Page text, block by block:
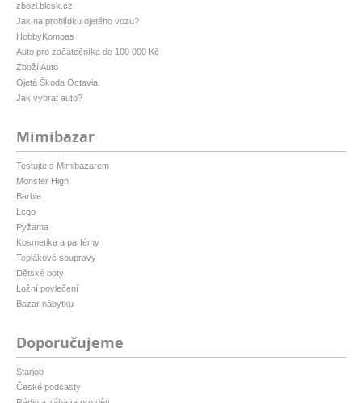
zbozi.blesk.cz
Jak na prohlídku ojetého vozu?
HobbyKompas
Auto pro začátečníka do 100 000 Kč
Zboží Auto
Ojetá Škoda Octavia
Jak vybrat auto?
Mimibazar
Testujte s Mimibazarem
Monster High
Barbie
Lego
Pyžama
Kosmetika a parfémy
Teplákové soupravy
Dětské boty
Ložní povlečení
Bazar nábytku
Doporučujeme
Starjob
České podcasty